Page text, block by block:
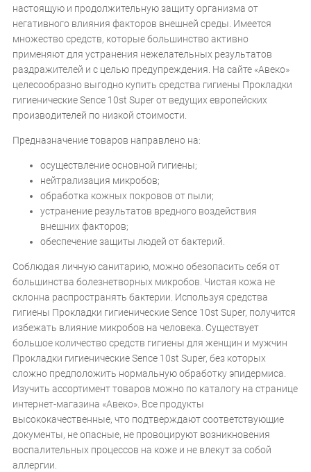
настоящую и продолжительную защиту организма от
негативного влияния факторов внешней среды. Имеется
множество средств, которые большинство активно
применяют для устранения нежелательных результатов
раздражителей и с целью предупреждения. На сайте «Авеко»
целесообразно выгодно купить средства гигиены Прокладки
гигиенические Sence 10st Super от ведущих европейских
производителей по низкой стоимости.
Предназначение товаров направлено на:
осуществление основной гигиены;
нейтрализация микробов;
обработка кожных покровов от пыли;
устранение результатов вредного воздействия
внешних факторов;
обеспечение защиты людей от бактерий.
Соблюдая личную санитарию, можно обезопасить себя от
большинства болезнетворных микробов. Чистая кожа не
склонна распространять бактерии. Используя средства
гигиены Прокладки гигиенические Sence 10st Super, получится
избежать влияние микробов на человека. Существует
большое количество средств гигиены для женщин и мужчин
Прокладки гигиенические Sence 10st Super, без которых
сложно предположить нормальную обработку эпидермиса.
Изучить ассортимент товаров можно по каталогу на странице
интернет-магазина «Авеко». Все продукты
высококачественные, что подтверждают соответствующие
документы, не опасные, не провоцируют возникновения
воспалительных процессов на коже и не влекут за собой
аллергии.